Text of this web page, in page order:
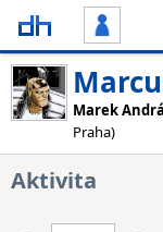
Marek
Praha)
Aktivita